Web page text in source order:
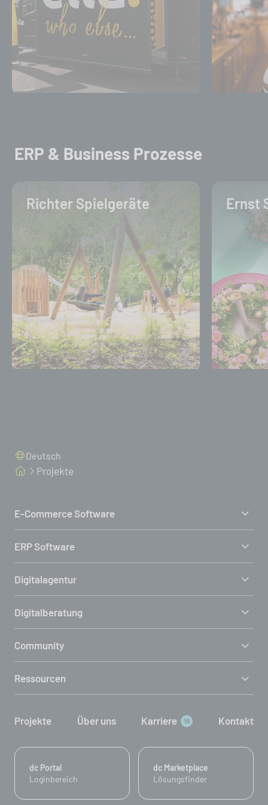
ERP & Business Prozesse
Richter Spielgeräte Ernst
Deutsch
Projekte
E-Commerce Software
ERP Software
Digitalagentur
Digitalberatung
Community
Ressourcen
Projekte Über uns Karriere 19 Kontakt
dc Portal
Loginbereich
dc Marketplace
Lösungsfinder